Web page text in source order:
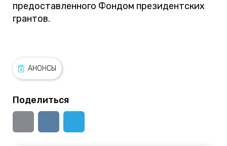
предоставленного Фондом президентских
грантов.
АНОНСЫ
Поделиться